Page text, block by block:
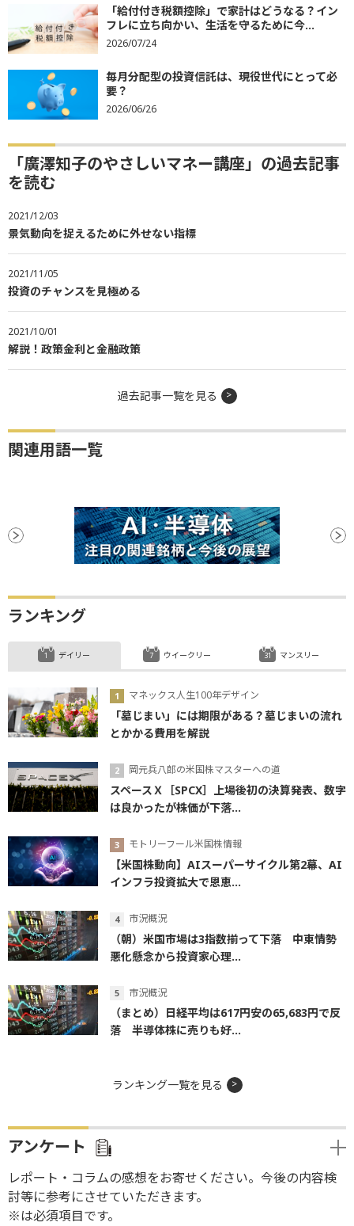
「給付付き税額控除」で家計はどうなる？イン
フレに立ち向かい、生活を守るために今...
2026/07/24
毎月分配型の投資信託は、現役世代にとって必
要？
2026/06/26
「廣澤知子のやさしいマネー講座」の過去記事
を読む
2021/12/03
景気動向を捉えるために外せない指標
2021/11/05
投資のチャンスを見極める
2021/10/01
解説！政策金利と金融政策
過去記事一覧を見る
関連用語一覧
ランキング
デイリー
マネックス人生100年デザイン
「墓じまい」には期限がある？墓じまいの流れ
とかかる費用を解説
岡元兵八郎の米国株マスターへの道
スペースＸ［SPCX］上場後初の決算発表、数字
は良かったが株価が下落...
モトリーフール米国株情報
【米国株動向】AIスーパーサイクル第2幕、AI
インフラ投資拡大で恩恵...
市況概況
（朝）米国市場は3指数揃って下落 中東情勢
悪化懸念から投資家心理...
市況概況
（まとめ）日経平均は617円安の65,683円で反
落 半導体株に売りも好...
ウイークリー マンスリー
ランキング一覧を見る
アンケート
レポート・コラムの感想をお寄せください。今後の内容検
討等に参考にさせていただきます。
※は必須項目です。